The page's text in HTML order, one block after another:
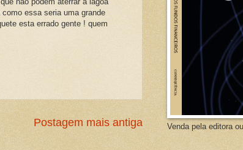
essa seria uma grande
esta errado gente ! quem
Postagem mais antiga Venda pela editora